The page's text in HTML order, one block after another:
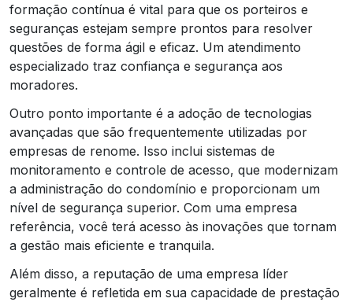
formação contínua é vital para que os porteiros e
seguranças estejam sempre prontos para resolver
questões de forma ágil e eficaz. Um atendimento
especializado traz confiança e segurança aos
moradores.
Outro ponto importante é a adoção de tecnologias
avançadas que são frequentemente utilizadas por
empresas de renome. Isso inclui sistemas de
monitoramento e controle de acesso, que modernizam
a administração do condomínio e proporcionam um
nível de segurança superior. Com uma empresa
referência, você terá acesso às inovações que tornam
a gestão mais eficiente e tranquila.
Além disso, a reputação de uma empresa líder
geralmente é refletida em sua capacidade de prestação